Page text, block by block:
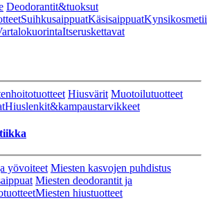
Deodorantit&tuoksut
SuihkusaippuatKäsisaippuat
Itseruskettavat
Hiusvärit Muotoilutuotteet
Hiuslenkit&kampaustarvikkeet
yövoiteet Miesten kasvojen puhdistus
Miesten deodorantit ja
Miesten hiustuotteet